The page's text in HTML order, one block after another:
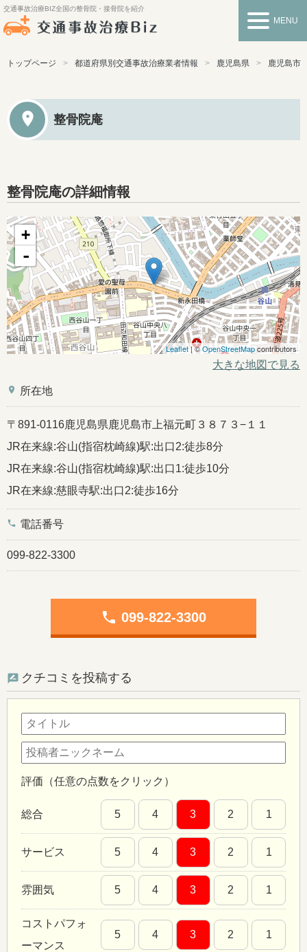
交通事故治療BIZ全国の整骨院・接骨院を紹介
MENU
トップページ 都道府県別交通事故治療業者情報 鹿児島県 鹿児島市
整骨院庵
整骨院庵の詳細情報
+
-
Leaflet| ©OpenStreetMapcontributors
大きな地図で見る
place 所在地
〒891-0116鹿児島県鹿児島市上福元町３８７３−１１
JR在来線:谷山(指宿枕崎線)駅:出口2:徒歩8分
JR在来線:谷山(指宿枕崎線)駅:出口1:徒歩10分
JR在来線:慈眼寺駅:出口2:徒歩16分
phone 電話番号
099-822-3300
phone 099-822-3300
クチコミを投稿する
評価（任意の点数をクリック）
総合 5 4 3 2 1
サービス 5 4 3 2 1
雰囲気 5 4 3 2 1
コストパフォ
ーマンス
5 4 3 2 1